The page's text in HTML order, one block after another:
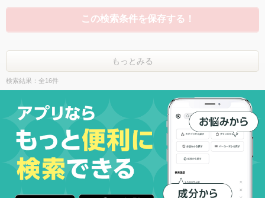
この検索条件を保存する！
もっとみる
検索結果：全16件